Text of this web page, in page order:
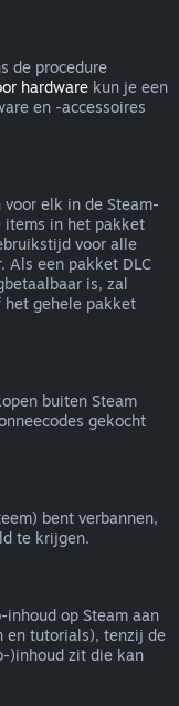
de procedure
hardwarekun je een
en -accessoires
voor elk in de Steam-
items in het pakket
voor alle
Als een pakket DLC
is, zal
het gehele pakket
buiten Steam
gekocht
bent verbannen,
te krijgen.
inhoud op Steam aan
en tutorials), tenzij de
)inhoud zit die kan